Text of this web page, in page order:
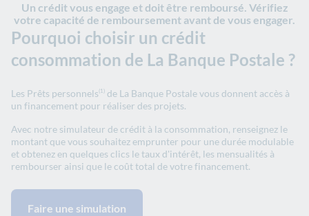
Un crédit vous engage et doit être remboursé. Vérifiez
votre capacité de remboursement avant de vous engager.
Pourquoi choisir un crédit
consommation de La Banque Postale ?
Les Prêts personnels (1) de La Banque Postale vous donnent accès à
un financement pour réaliser des projets.
Avec notre simulateur de crédit à la consommation, renseignez le
montant que vous souhaitez emprunter pour une durée modulable
et obtenez en quelques clics le taux d'intérêt, les mensualités à
rembourser ainsi que le coût total de votre financement.
Faire une simulation